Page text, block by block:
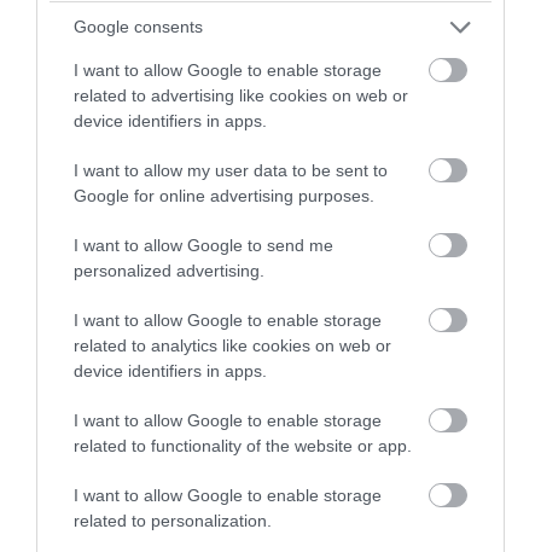
Google consents
I want to allow Google to enable storage
related to advertising like cookies on web or
device identifiers in apps.
I want to allow my user data to be sent to
Google for online advertising purposes.
I want to allow Google to send me
personalized advertising.
I want to allow Google to enable storage
related to analytics like cookies on web or
device identifiers in apps.
I want to allow Google to enable storage
related to functionality of the website or app.
I want to allow Google to enable storage
related to personalization.
Fotó: Tara /We Got Real/wegotreal.com
virághagymákat az ablakban!
Addig is, amíg az első tavaszi napsugarak kikergetnek a kertbe!